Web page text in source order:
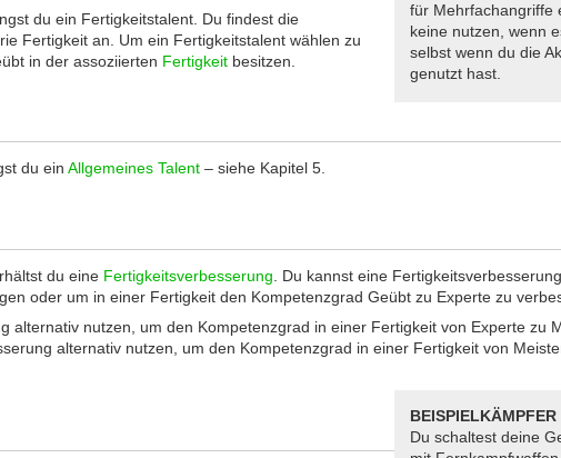
für Mehrfachangriffe
keine nutzen, wenn
selbst wenn du die
genutzt hast.
du ein Fertigkeitstalent. Du findest die
Fertigkeit an. Um ein Fertigkeitstalent wählen zu
in der assoziierten Fertigkeitbesitzen.
du ein Allgemeines Talent– siehe Kapitel 5.
du eine Fertigkeitsverbesserung . Du kannst eine
oder um in einer Fertigkeit den Kompetenzgrad Geübt zu Experte zu
alternativ nutzen, um den Kompetenzgrad in einer Fertigkeit von Experte zu
alternativ nutzen, um den Kompetenzgrad in einer Fertigkeit von
Du schaltest deine